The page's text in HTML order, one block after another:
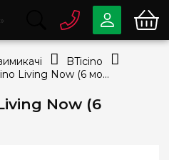
Now (6
80033-63-07
info@e7.com.ua
334-79-78
BTicino
Супорт Bticino Living Now (6 модулів) K4706